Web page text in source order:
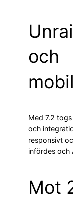
och
Med 7.2
och
responsivt
infördes och
Mot